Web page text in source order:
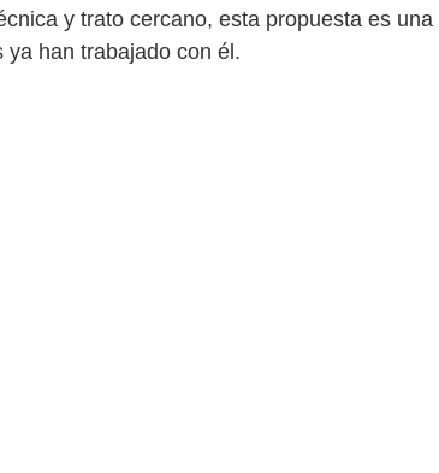
y trato cercano, esta propuesta es
ya han trabajado con él.